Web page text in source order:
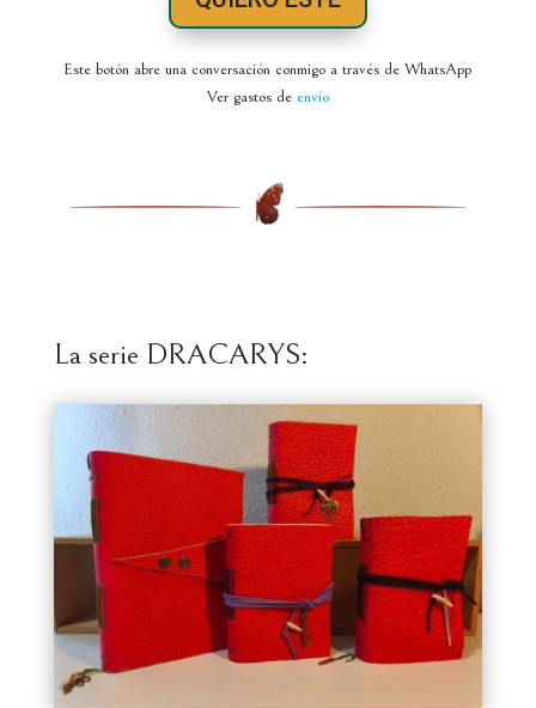
Este botón abre una conversación conmigo a través de WhatsApp
Ver gastos de envío
La serie DRACARYS: